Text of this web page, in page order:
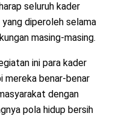
seluruh kader
diperoleh selama
masing-masing.
ini para kader
mereka benar-benar
dengan
pola hidup bersih